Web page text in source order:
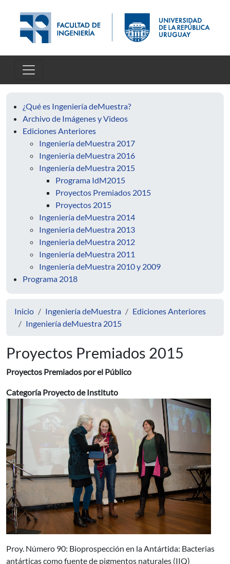
¿Qué es Ingeniería deMuestra?
Archivo de Imágenes y Videos
Ediciones Anteriores
Ingeniería deMuestra 2017
Ingeniería deMuestra 2016
Ingeniería deMuestra 2015
Programa IdM2015
Proyectos Premiados 2015
Proyectos 2015
Ingeniería deMuestra 2014
Ingenieria deMuestra 2013
Ingenieria deMuestra 2012
Ingeniería deMuestra 2011
Ingeniería deMuestra 2010 y 2009
Programa 2018
Inicio Ingeniería deMuestra
Ediciones Anteriores
Ingeniería deMuestra 2015
Proyectos Premiados 2015
Proyectos Premiados por el Público
Categoría Proyecto de Instituto
Proy. Número 90: Bioprospección en la Antártida: Bacterias
antárticas como fuente de pigmentos naturales (IIQ)